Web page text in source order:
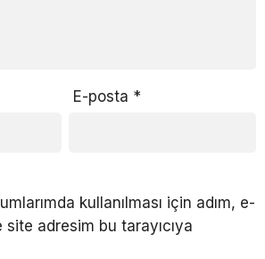
E-posta *
kullanılması için adım, e-
adresim bu tarayıcıya